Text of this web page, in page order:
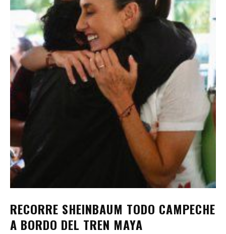
RECORRE SHEINBAUM TODO CAMPECHE
A BORDO DEL TREN MAYA